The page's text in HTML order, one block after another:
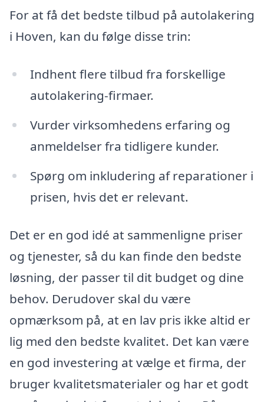
For at få det bedste tilbud på autolakering
i Hoven, kan du følge disse trin:
Indhent flere tilbud fra forskellige
autolakering-firmaer.
Vurder virksomhedens erfaring og
anmeldelser fra tidligere kunder.
Spørg om inkludering af reparationer i
prisen, hvis det er relevant.
Det er en god idé at sammenligne priser
og tjenester, så du kan finde den bedste
løsning, der passer til dit budget og dine
behov. Derudover skal du være
opmærksom på, at en lav pris ikke altid er
lig med den bedste kvalitet. Det kan være
en god investering at vælge et firma, der
bruger kvalitetsmaterialer og har et godt